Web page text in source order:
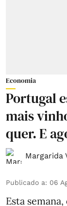
Economia
Portugal
mais
quer. E
Margarida
Publicado a: 06
Esta